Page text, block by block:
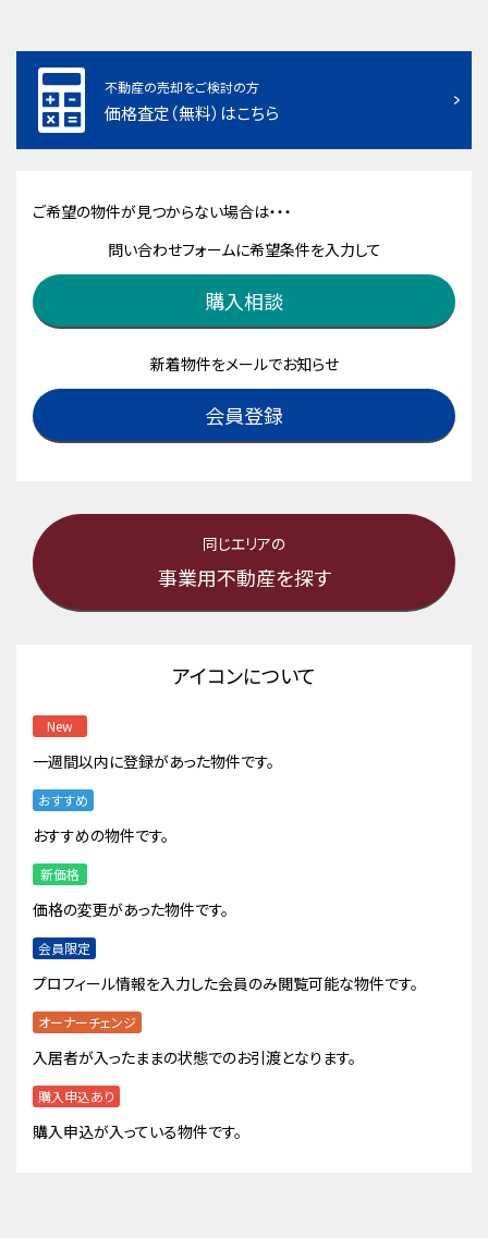
不動産の売却をご検討の方
価格査定（無料）はこちら
ご希望の物件が見つからない場合は・・・
問い合わせフォームに希望条件を入力して
購入相談
新着物件をメールでお知らせ
会員登録
同じエリアの
事業用不動産を探す
アイコンについて
New
一週間以内に登録があった物件です。
おすすめ
おすすめの物件です。
新価格
価格の変更があった物件です。
会員限定
プロフィール情報を入力した会員のみ閲覧可能な物件です。
オーナーチェンジ
入居者が入ったままの状態でのお引渡となります。
購入申込あり
購入申込が入っている物件です。